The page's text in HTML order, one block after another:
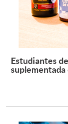
Estudiantes
suplementada